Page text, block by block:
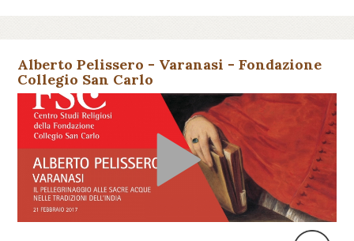
Alberto Pelissero - Varanasi - Fondazione
Collegio San Carlo